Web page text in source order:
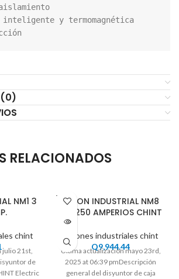
y termomagnética
(0)
RELACIONADOS
NM1 3
chint
julio 21st,
de
Electric
VENDI
DO
FLIPON INDUSTRIAL NM8
3P 1250 AMPERIOS CHINT
Flipones industriales chint
Q9,944.44
Ultima actualización mayo 23rd,
2025 at 06:39 pmDescripción
general del disyuntor de caja